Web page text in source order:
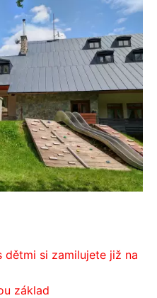
si zamilujete již na
základ